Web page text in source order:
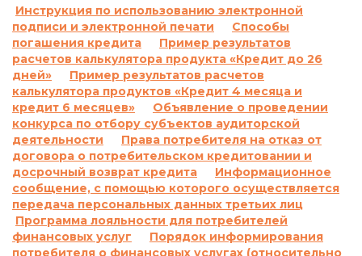
1. Возможные последствия для потребителя в
случае пользования потребительским
кредитом или невыполнение им обязанностей
согласно договору о потребительском кредите,
включая просрочку выполнения обязательств
по уплате платежей, а также размер неустойки,
процентной ставки, других платежей,
применяемых или взимаемых в случае
невыполнения обязательства по договору о
потребительском кредите:
1.1.Ответственность за просрочку
выполнения и/или невыполнение условий
договора:
По договору о предоставлении кредита по
Инструкция по использованию электронной
подписи и электронной печати
Способы
погашения кредита
Пример результатов
расчетов калькулятора продукта «Кредит до 26
дней»
Пример результатов расчетов
калькулятора продуктов «Кредит 4 месяца и
кредит 6 месяцев»
Объявление о проведении
конкурса по отбору субъектов аудиторской
деятельности
Права потребителя на отказ от
договора о потребительском кредитовании и
досрочный возврат кредита
Информационное
сообщение, с помощью которого осуществляется
передача персональных данных третьих лиц
Программа лояльности для потребителей
финансовых услуг
Порядок информирования
потребителя о финансовых услугах (относительно